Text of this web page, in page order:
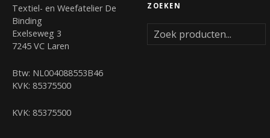
Textiel- en Weefatelier De
Binding
Exelseweg 3
7245 VC Laren
Btw: NL004088553B46
KVK: 85375500
KVK: 85375500
ZOEKEN